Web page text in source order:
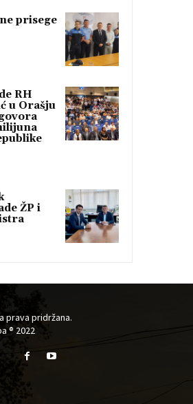
prisege
RH
u Orašju
ŽP i
prava pridržana.
® 2022